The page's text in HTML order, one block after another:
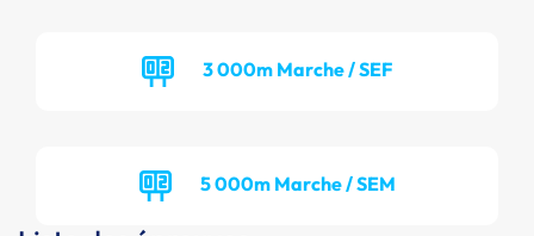
3 000m Marche / SEF
5 000m Marche / SEM